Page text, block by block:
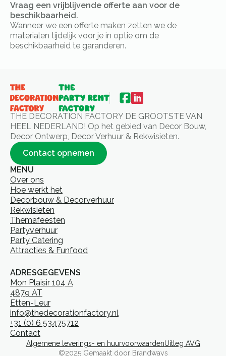
Vraag een vrijblijvende offerte aan voor de
beschikbaarheid.
Wanneer we een offerte maken zetten we de
materialen tijdelijk voor je in optie om de
beschikbaarheid te garanderen.
THE DECORATION FACTORY DE GROOTSTE VAN
HEEL NEDERLAND! Op het gebied van Decor Bouw,
Decor Ontwerp, Decor Verhuur & Rekwisieten.
Contact opnemen
MENU
Over ons
Hoe werkt het
Decorbouw & Decorverhuur
Rekwisieten
Themafeesten
Partyverhuur
Party Catering
Attracties & Funfood
ADRESGEGEVENS
Mon Plaisir 104 A
4879 AT
Etten-Leur
info@thedecorationfactory.nl
+31 (0) 6 53475712
Contact
Algemene leverings- en huurvoorwaardenUitleg AVG
©2025 Gemaakt door Brandways